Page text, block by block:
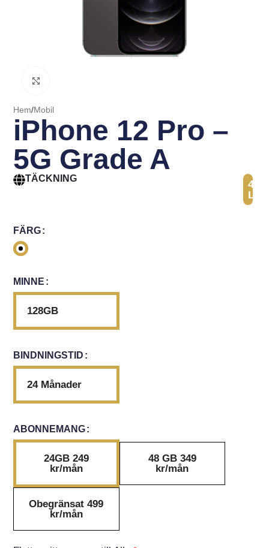
Hem/Mobil
iPhone 12 Pro –
5G Grade A
TÄCKNING
41
FÄRG
MINNE
128GB
BINDNINGSTID
24 Månader
ABONNEMANG
24GB 249
kr/mån
48 GB 349
kr/mån
Obegränsat 499
kr/mån